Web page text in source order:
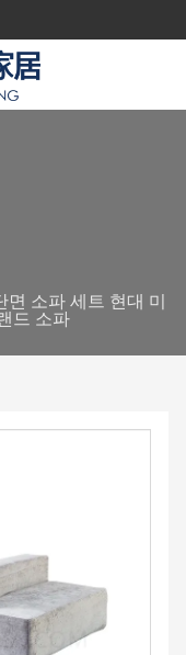
소파 세트 현대 미
드 소파